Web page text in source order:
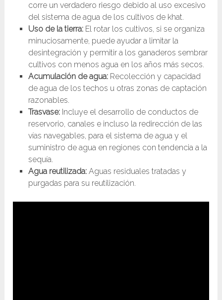
corre un verdadero riesgo debido al uso excesivo
del sistema de agua de los cultivos de khat.
Uso de la tierra:El rotar los cultivos, si se organiza
minuciosamente, puede ayudar a limitar la
desintegración y permitir a los ganaderos sembrar
cultivos con menos agua en los años más secos.
Acumulación de agua:Recolección y capacidad
de agua de los techos u otras zonas de captación
razonables.
Trasvase:Incluye el desarrollo de conductos de
reservorio, canales e incluso la redirección de las
vías navegables, para el sistema de agua y el
suministro de agua en regiones con tendencia a la
sequía.
Agua reutilizada:Aguas residuales tratadas y
purgadas para su reutilización.